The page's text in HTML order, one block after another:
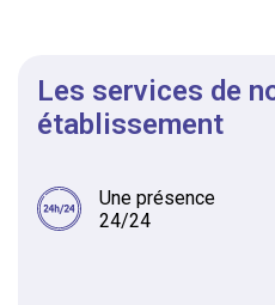
Les services de
établissement
Une présence
24/24